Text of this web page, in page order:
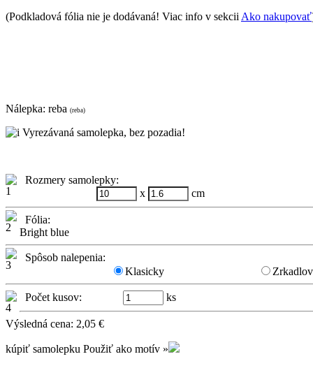
(Podkladová fólia nie je dodávaná! Viac info v sekcii Ako nakupovať
Nálepka: reba (reba)
Vyrezávaná samolepka, bez pozadia!
Rozmery samolepky:
x
cm
Fólia:
Bright blue
Spôsob nalepenia:
Klasicky
Počet kusov: ks
Výsledná cena: 2,05 €
kúpiť samolepku Použiť ako motív »